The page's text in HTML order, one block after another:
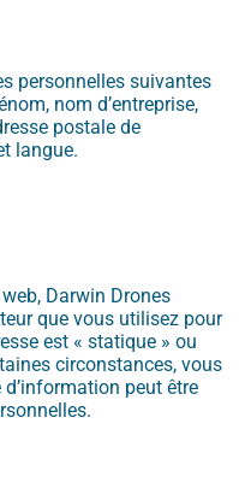
personnelles suivantes
nom d’entreprise,
postale de
langue.
Darwin Drones
que vous utilisez pour
est « statique » ou
circonstances, vous
peut être